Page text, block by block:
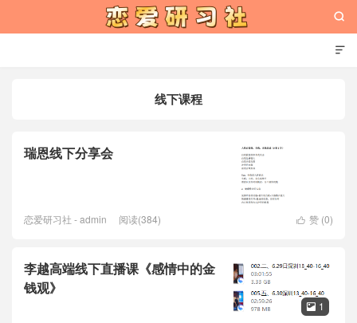


线下课程
瑞恩线下分享会
 赞 (0)
恋爱研习社 - admin 阅读(384)
李越高端线下直播课《感情中的金
钱观》
 1